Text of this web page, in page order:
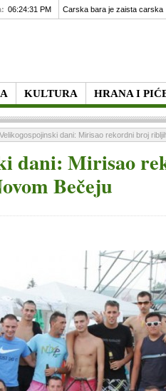
KULTURA HRANA I
06:24:31 PM Carska bara je zaista carska
Velikogospojinski dani: Mirisao rekordni broj
dani: Mirisao
Bečeju